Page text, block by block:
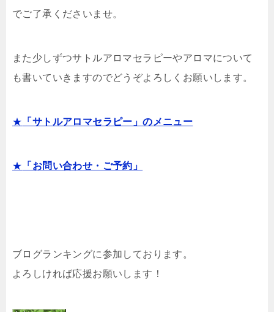
でご了承くださいませ。
また少しずつサトルアロマセラピーやアロマについて
も書いていきますのでどうぞよろしくお願いします。
★ 「サトルアロマセラピー」のメニュー
★ 「お問い合わせ・ご予約」
ブログランキングに参加しております。
よろしければ応援お願いします！